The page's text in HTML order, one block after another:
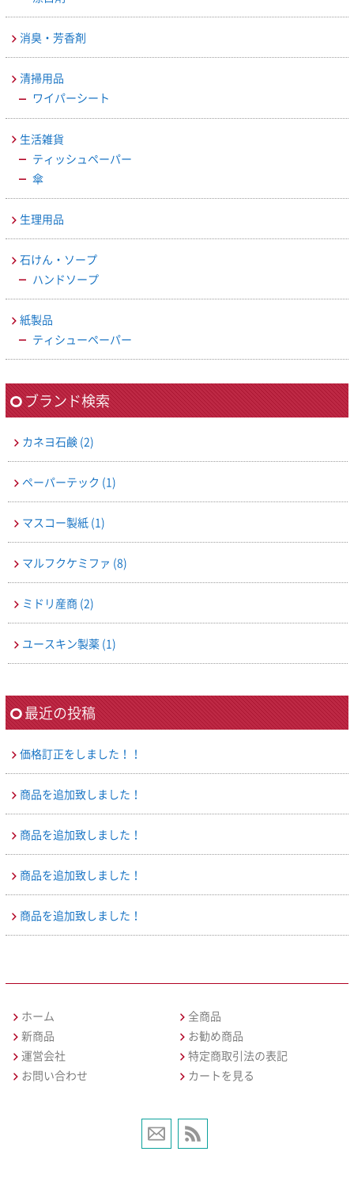
消臭・芳香剤
清掃用品
ワイパーシート
生活雑貨
ティッシュペーパー
傘
生理用品
石けん・ソープ
ハンドソープ
紙製品
ティシューペーパー
ブランド検索
カネヨ石鹸 (2)
ペーパーテック (1)
マスコー製紙 (1)
マルフクケミファ (8)
ミドリ産商 (2)
ユースキン製薬 (1)
最近の投稿
価格訂正をしました！！
商品を追加致しました！
商品を追加致しました！
商品を追加致しました！
商品を追加致しました！
ホーム
全商品
新商品
お勧め商品
運営会社
特定商取引法の表記
お問い合わせ
カートを見る